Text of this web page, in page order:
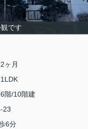
です
2ヶ月
1LDK
6階/10階建
23
6分